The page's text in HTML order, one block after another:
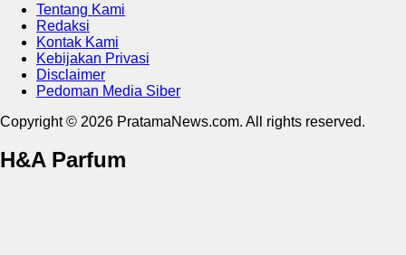
Tentang Kami
Redaksi
Kontak Kami
Kebijakan Privasi
Disclaimer
Pedoman Media Siber
Copyright © 2026 PratamaNews.com. All rights reserved.
H&A Parfum